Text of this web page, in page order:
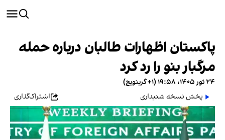
پاکستان اظهارات طالبان درباره حمله
مرگبار بنو را رد کرد
۲۴ ثور ۱۴۰۵، ۱۹:۵۸ (‎+۱ گرینویچ)
پخش نسخه شنیداری
اشتراک‌گذاری